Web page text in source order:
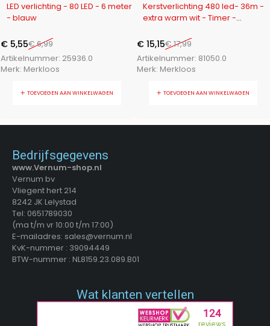
LED verlichting - 80 LED - 6 meter
- blauw
€6,99
€ 5,55
Artikelnummer: 25936.0
Merk: Merkloos
TOEVOEGEN AAN WINKELWAGEN
Kerstverlichting 480 led- 36m -
extra warm wit - Timer -
Buiten€17,99
€ 15,15
Artikelnummer: 81050.0
Merk: Merkloos
TOEVOEGEN AAN WINKELWAGEN
Bedrijfsgegevens
www.Vernum-shop.nl
Vernum bv
Vliegent hert 214
8242 JK Lelystad
Tel: 0651789030
(ma t/m vr 10:00 t/m 17:00)
E-mailadres: sales@vernum.nl
KvK-nummer : 39094449
BTW-nummer : NL8159.23.089.B01
Wat klanten vertellen